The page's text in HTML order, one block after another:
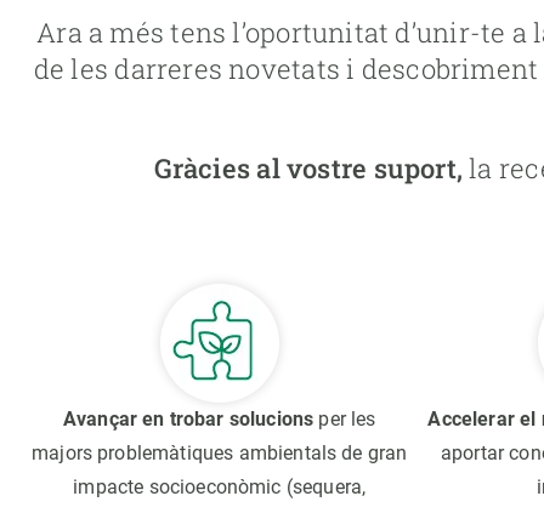
Ara a més tens l’oportunitat d’unir-te
de les darreres novetats i
Gràcies al vostre suport, la
Avançar en trobar solucions per les
majors problemàtiques ambientals de gran
impacte socioeconòmic (sequera,
Accelerar el
aportar